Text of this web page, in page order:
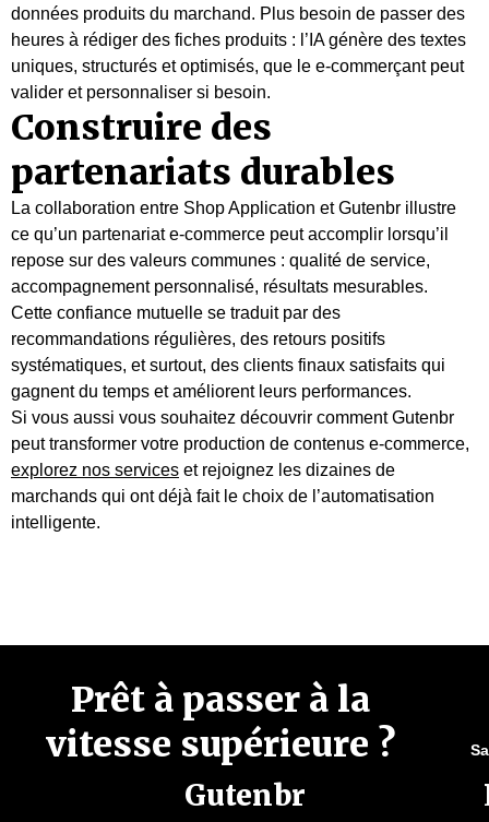
données produits du marchand. Plus besoin de passer des
heures à rédiger des fiches produits : l’IA génère des textes
uniques, structurés et optimisés, que le e-commerçant peut
valider et personnaliser si besoin.
Construire des
partenariats durables
La collaboration entre Shop Application et Gutenbr illustre
ce qu’un partenariat e-commerce peut accomplir lorsqu’il
repose sur des valeurs communes : qualité de service,
accompagnement personnalisé, résultats mesurables.
Cette confiance mutuelle se traduit par des
recommandations régulières, des retours positifs
systématiques, et surtout, des clients finaux satisfaits qui
gagnent du temps et améliorent leurs performances.
Si vous aussi vous souhaitez découvrir comment Gutenbr
peut transformer votre production de contenus e-commerce,
explorez nos services et rejoignez les dizaines de
marchands qui ont déjà fait le choix de l’automatisation
intelligente.
Prêt à passer à la
vitesse supérieure ?
Gutenbr